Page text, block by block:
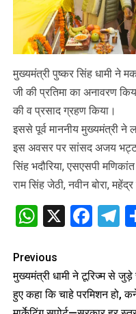
मुख्यमंत्री पुष्कर सिंह धामी ने
जी की प्रतिमा का अनावरण
की व प्रसाद ग्रहण किया।
इससे पूर्व माननीय मुख्यमंत्री ने
इस अवसर पर सांसद अजय भट्ट,
सिंह भदौरिया, एसएसपी मणिकांत
राम सिंह जेठी, नवीन बोरा,
WhatsApp
X
Previous
मुख्यमंत्री धामी ने टूरिज्म से
हुए कहा कि चाहे परमिशन हो,